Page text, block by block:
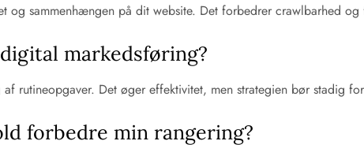
og sammenhængen på dit website. Det forbedrer crawlbarhed
markedsføring?
rutineopgaver. Det øger effektivitet, men strategien bør stadig
forbedre min rangering?